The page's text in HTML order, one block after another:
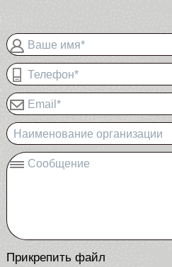
Ваше имя*
Телефон*
Email*
Наименование организации
Сообщение
Прикрепить файл